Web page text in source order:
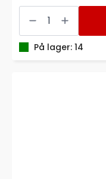
HÅNDSPRIT
ABENA
600ML
85%
GEL
M/PUMPE
På lager: 14